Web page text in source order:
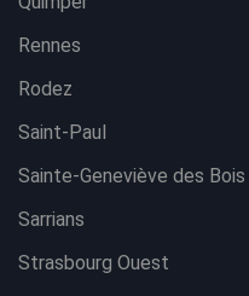
Rennes
Rodez
Saint-Paul
Sainte-Geneviève des Bois
Sarrians
Strasbourg Ouest